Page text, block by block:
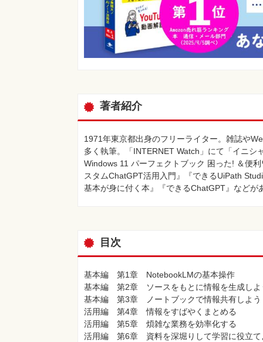
著者紹介
1971年東京都出⾝のフリーライター。雑誌や
多く執筆。「INTERNET Watch」にて「イニ
Windows 11 パーフェクトブック 困った! ＆便
スタムChatGPT活用入門』『できるUiPath
基本が⾝に付く本』『できるChatGPT』などが
目次
基本編 第1章 NotebookLMの基本操作
基本編 第2章 ソースをもとに情報を生成しよ
基本編 第3章 ノートブックで情報共有しよう
活用編 第4章 情報をすばやくまとめる
活用編 第5章 煩雑な業務を効率化する
活用編 第6章 資料を深堀りして学習に役立て